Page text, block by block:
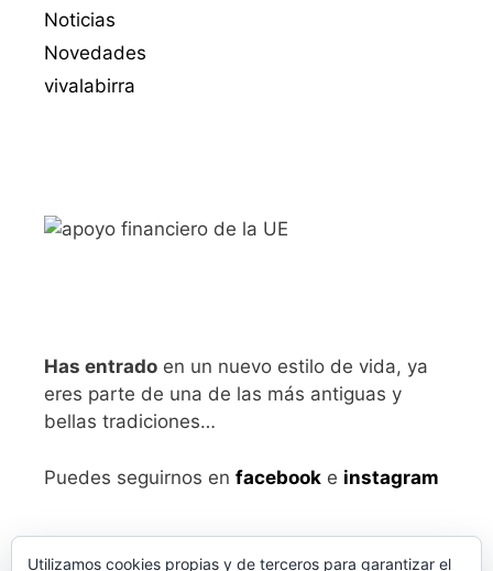
Noticias
Novedades
vivalabirra
Has entrado en un nuevo estilo de vida, ya
eres parte de una de las más antiguas y
bellas tradiciones…
Puedes seguirnos en facebook e instagram
Utilizamos cookies propias y de terceros para garantizar el